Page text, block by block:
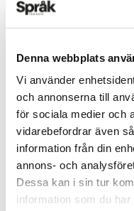
Denna webbplats
Vi använder
och annonserna till
för sociala medier och
vidarebefordrar även
information från din
annons- och
Dessa kan i sin tur
information som du